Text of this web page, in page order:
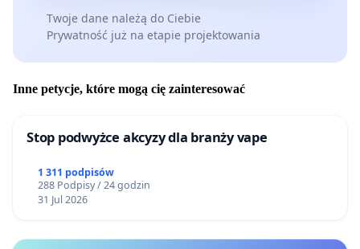
Urszula Dragan, Katarzyna Kotiuk, Janina Zaczek-
Peplinska, Małgorzata Ritterschild, Zbigniew Rykowski,
Kornelia Tryzno
Twoje dane należą do Ciebie
Prywatność już na etapie projektowania
Inne petycje, które mogą cię zainteresować
Stop podwyżce akcyzy dla branży vape
1 311 podpisów
288 Podpisy / 24 godzin
31 Jul 2026